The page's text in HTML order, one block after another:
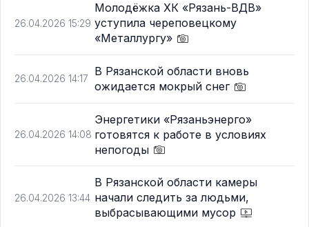
26.04.2026 15:29
Молодёжка ХК «Рязань-ВДВ»
уступила череповецкому
«Металлургу»
26.04.2026 14:17
В Рязанской области вновь
ожидается мокрый снег
26.04.2026 14:08
Энергетики «Рязаньэнерго»
готовятся к работе в условиях
непогоды
26.04.2026 13:44
В Рязанской области камеры
начали следить за людьми,
выбрасывающими мусор